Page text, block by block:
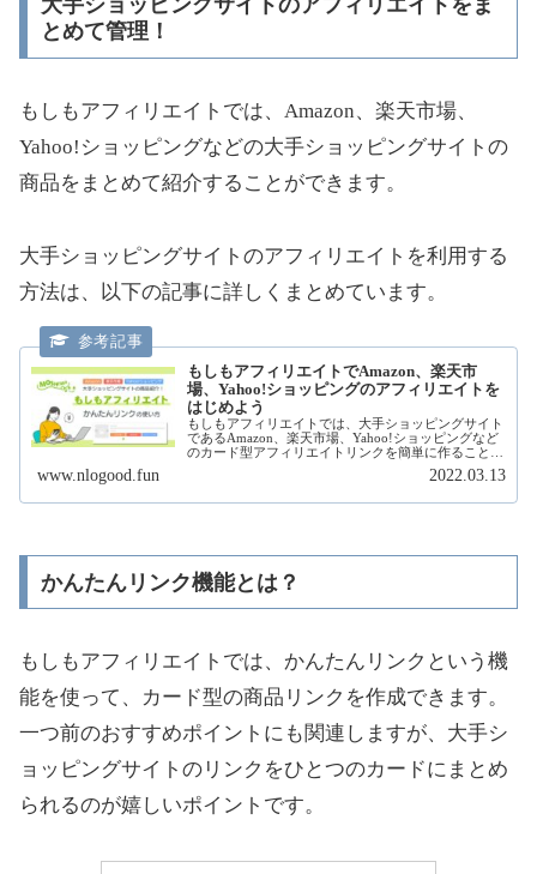
大手ショッピングサイトのアフィリエイトをま
とめて管理！
もしもアフィリエイトでは、Amazon、楽天市場、
Yahoo!ショッピングなどの大手ショッピングサイトの
商品をまとめて紹介することができます。
大手ショッピングサイトのアフィリエイトを利用する
方法は、以下の記事に詳しくまとめています。
もしもアフィリエイトでAmazon、楽天市
場、Yahoo!ショッピングのアフィリエイトを
はじめよう
もしもアフィリエイトでは、大手ショッピングサイト
であるAmazon、楽天市場、Yahoo!ショッピングなど
のカード型アフィリエイトリンクを簡単に作ることが
できます。もしもアフィリエイトの初期登録からリン
www.nlogood.fun 2022.03.13
かんたんリンク機能とは？
もしもアフィリエイトでは、かんたんリンクという機
能を使って、カード型の商品リンクを作成できます。
一つ前のおすすめポイントにも関連しますが、大手シ
ョッピングサイトのリンクをひとつのカードにまとめ
られるのが嬉しいポイントです。